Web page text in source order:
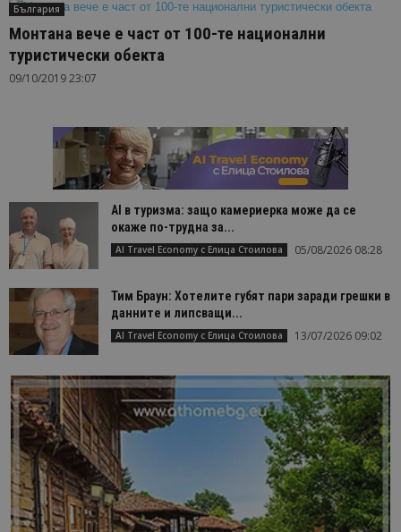
България
Монтана вече е част от 100-те национални
туристически обекта
09/10/2019 23:07
AI в туризма: защо камериерка може да се
окаже по-трудна за...
AI Travel Economy с Елица Стоилова 05/08/2026 08:28
Тим Браун: Хотелите губят пари заради грешки в
данните и липсващи...
AI Travel Economy с Елица Стоилова 13/07/2026 09:02